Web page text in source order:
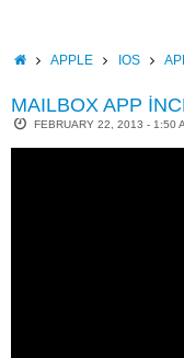
contentHOMEAPPLE IOS
MAILBOX APP
FEBRUARY 22, 2013 - 1:50